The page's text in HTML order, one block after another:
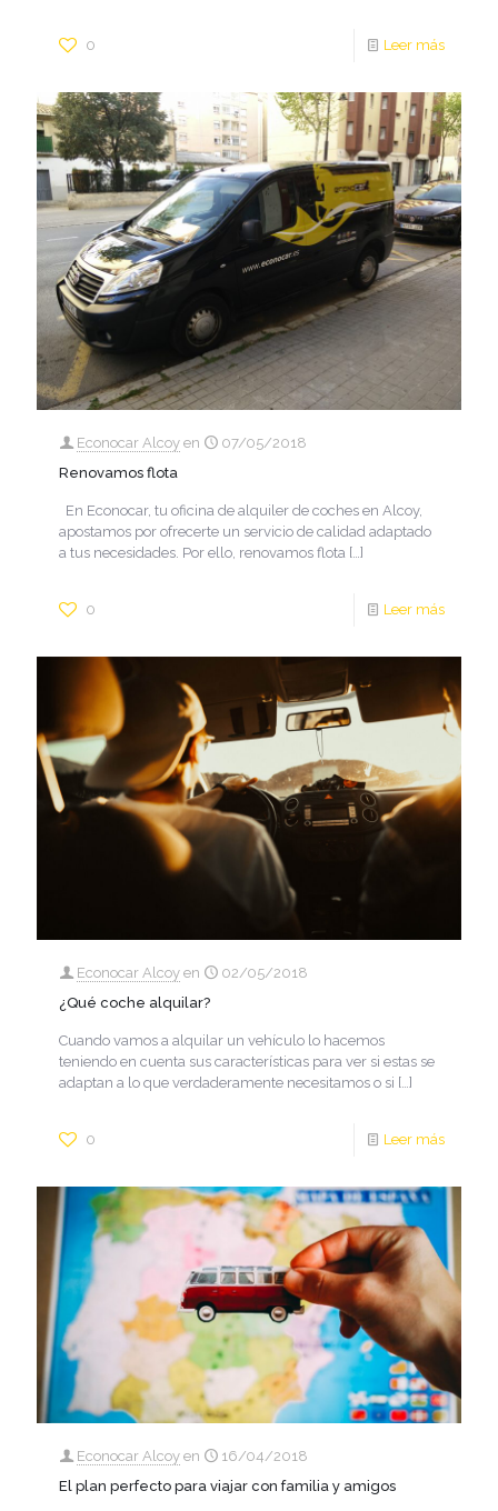
0 Leer más
Econocar Alcoy en
07/05/2018
Renovamos flota
En Econocar, tu oficina de alquiler de coches en Alcoy,
apostamos por ofrecerte un servicio de calidad adaptado
a tus necesidades. Por ello, renovamos flota […]
0 Leer más
Econocar Alcoy en
02/05/2018
¿Qué coche alquilar?
Cuando vamos a alquilar un vehículo lo hacemos
teniendo en cuenta sus características para ver si estas se
adaptan a lo que verdaderamente necesitamos o si […]
0 Leer más
Econocar Alcoy en
16/04/2018
El plan perfecto para viajar con familia y amigos